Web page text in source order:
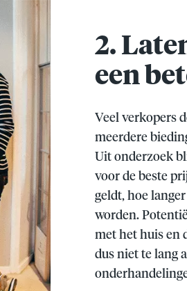
2.
een
Veel verkopers
meerdere
Uit onderzoek
voor de beste
geldt, hoe
worden.
met het huis en
dus niet te lang